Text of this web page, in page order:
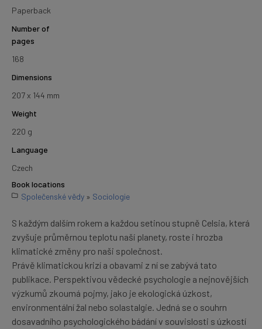
Paperback
Number of
pages
168
Dimensions
207 x 144 mm
Weight
220 g
Language
Czech
Book locations
Společenské vědy » Sociologie
S každým dalším rokem a každou setinou stupně Celsia, která
zvyšuje průměrnou teplotu naší planety, roste i hrozba
klimatické změny pro naši společnost.
Právě klimatickou krizí a obavami z ní se zabývá tato
publikace. Perspektivou vědecké psychologie a nejnovějších
výzkumů zkoumá pojmy, jako je ekologická úzkost,
environmentální žal nebo solastalgie. Jedná se o souhrn
dosavadního psychologického bádání v souvislosti s úzkostí